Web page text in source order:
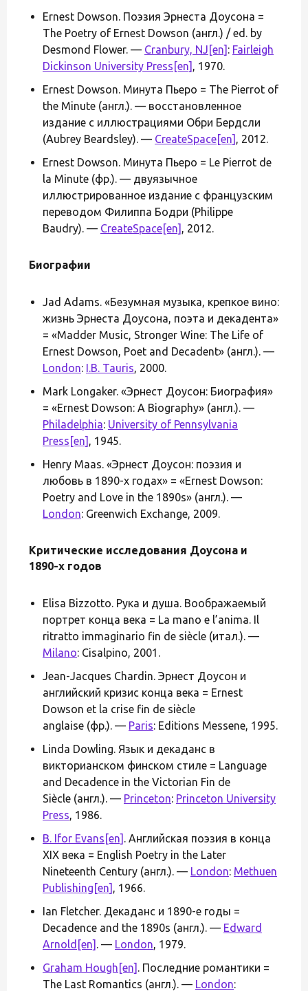
Ernest Dowson. Поэзия Эрнеста Доусона =
The Poetry of Ernest Dowson (англ.) / ed. by
Desmond Flower. — Cranbury, NJ [en] : Fairleigh
Dickinson University Press [en] , 1970.
Ernest Dowson. Минута Пьеро = The Pierrot of
the Minute (англ.). — восстановленное
издание с иллюстрациями Обри Бердсли
(Aubrey Beardsley). — CreateSpace[en] , 2012.
Ernest Dowson. Минута Пьеро = Le Pierrot de
la Minute (фр.). — двуязычное
иллюстрированное издание с французским
переводом Филиппа Бодри (Philippe
Baudry). — CreateSpace[en] , 2012.
Биографии
Jad Adams. «Безумная музыка, крепкое вино:
жизнь Эрнеста Доусона, поэта и декадента»
= «Madder Music, Stronger Wine: The Life of
Ernest Dowson, Poet and Decadent» (англ.). —
London: I.B. Tauris, 2000.
Mark Longaker. «Эрнест Доусон: Биография»
= «Ernest Dowson: A Biography» (англ.). —
Philadelphia: University of Pennsylvania
Press [en] , 1945.
Henry Maas. «Эрнест Доусон: поэзия и
любовь в 1890-х годах» = «Ernest Dowson:
Poetry and Love in the 1890s» (англ.). —
London: Greenwich Exchange, 2009.
Критические исследования Доусона и
1890-х годов
Elisa Bizzotto. Рука и душа. Воображаемый
портрет конца века = La mano e l’anima. Il
ritratto immaginario fin de siècle (итал.). —
Milano: Cisalpino, 2001.
Jean-Jacques Chardin. Эрнест Доусон и
английский кризис конца века = Ernest
Dowson et la crise fin de siècle
anglaise (фр.). — Paris: Editions Messene, 1995.
Linda Dowling. Язык и декаданс в
викторианском финском стиле = Language
and Decadence in the Victorian Fin de
Siècle (англ.). — Princeton: Princeton University
Press, 1986.
B. Ifor Evans [en] . Английская поэзия в конца
XIX века = English Poetry in the Later
Nineteenth Century (англ.). — London: Methuen
Publishing [en] , 1966.
Ian Fletcher. Декаданс и 1890-е годы =
Decadence and the 1890s (англ.). — Edward
Arnold [en] . — London, 1979.
Graham Hough [en] . Последние романтики =
The Last Romantics (англ.). — London: